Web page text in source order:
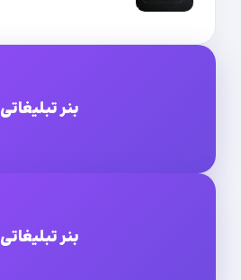
بنر تبلیغاتی
بنر تبلیغاتی